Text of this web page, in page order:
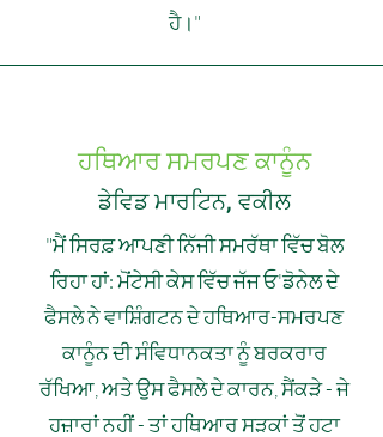
ਹੈ।"
ਹਥਿਆਰ ਸਮਰਪਣ ਕਾਨੂੰਨ
ਡੇਵਿਡ ਮਾਰਟਿਨ, ਵਕੀਲ
"ਮੈਂ ਸਿਰਫ਼ ਆਪਣੀ ਨਿੱਜੀ ਸਮਰੱਥਾ ਵਿੱਚ ਬੋਲ
ਰਿਹਾ ਹਾਂ: ਮੋਂਟੇਸੀ ਕੇਸ ਵਿੱਚ ਜੱਜ ਓ'ਡੋਨੇਲ ਦੇ
ਫੈਸਲੇ ਨੇ ਵਾਸ਼ਿੰਗਟਨ ਦੇ ਹਥਿਆਰ-ਸਮਰਪਣ
ਕਾਨੂੰਨ ਦੀ ਸੰਵਿਧਾਨਕਤਾ ਨੂੰ ਬਰਕਰਾਰ
ਰੱਖਿਆ, ਅਤੇ ਉਸ ਫੈਸਲੇ ਦੇ ਕਾਰਨ, ਸੈਂਕੜੇ - ਜੇ
ਹਜ਼ਾਰਾਂ ਨਹੀਂ - ਤਾਂ ਹਥਿਆਰ ਸੜਕਾਂ ਤੋਂ ਹਟਾ